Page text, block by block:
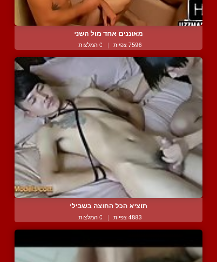
מאוננים אחד מול השני
7596 צפיות | 0 המלצות
תוציא הכל החוצה בשבילי
4883 צפיות | 0 המלצות